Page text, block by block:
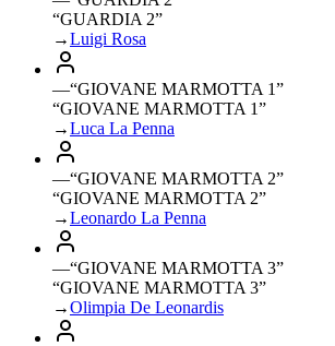
“GUARDIA 2”
→Luigi Rosa
—“GIOVANE MARMOTTA 1”
“GIOVANE MARMOTTA 1”
→Luca La Penna
—“GIOVANE MARMOTTA 2”
“GIOVANE MARMOTTA 2”
→Leonardo La Penna
—“GIOVANE MARMOTTA 3”
“GIOVANE MARMOTTA 3”
→Olimpia De Leonardis